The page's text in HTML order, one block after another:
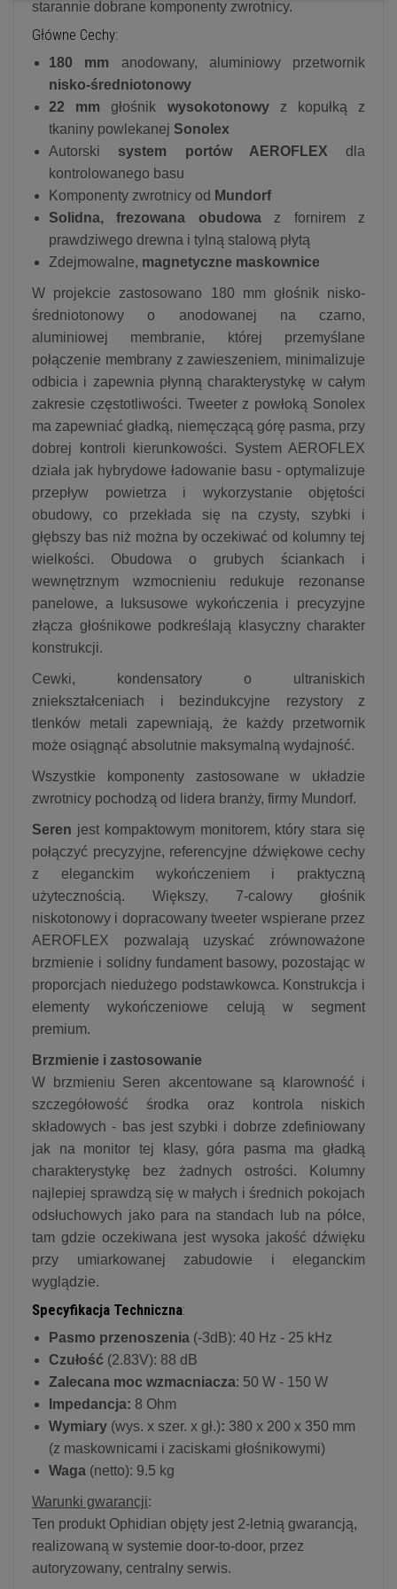
starannie dobrane komponenty zwrotnicy.
Główne Cechy:
180 mm anodowany, aluminiowy przetwornik
nisko-średniotonowy
22 mm głośnik wysokotonowyz kopułką z
tkaniny powlekanej Sonolex
Autorski system portów AEROFLEX dla
kontrolowanego basu
Komponenty zwrotnicy od Mundorf
Solidna, frezowana obudowaz fornirem z
prawdziwego drewna i tylną stalową płytą
Zdejmowalne, magnetyczne maskownice
W projekcie zastosowano 180 mm głośnik nisko-
średniotonowy o anodowanej na czarno,
aluminiowej membranie, której przemyślane
połączenie membrany z zawieszeniem, minimalizuje
odbicia i zapewnia płynną charakterystykę w całym
zakresie częstotliwości. Tweeter z powłoką Sonolex
ma zapewniać gładką, niemęczącą górę pasma, przy
dobrej kontroli kierunkowości. System AEROFLEX
działa jak hybrydowe ładowanie basu - optymalizuje
przepływ powietrza i wykorzystanie objętości
obudowy, co przekłada się na czysty, szybki i
głębszy bas niż można by oczekiwać od kolumny tej
wielkości. Obudowa o grubych ściankach i
wewnętrznym wzmocnieniu redukuje rezonanse
panelowe, a luksusowe wykończenia i precyzyjne
złącza głośnikowe podkreślają klasyczny charakter
konstrukcji.
Cewki, kondensatory o ultraniskich
zniekształceniach i bezindukcyjne rezystory z
tlenków metali zapewniają, że każdy przetwornik
może osiągnąć absolutnie maksymalną wydajność.
Wszystkie komponenty zastosowane w układzie
zwrotnicy pochodzą od lidera branży, firmy Mundorf.
Seren jest kompaktowym monitorem, który stara się
połączyć precyzyjne, referencyjne dźwiękowe cechy
z eleganckim wykończeniem i praktyczną
użytecznością. Większy, 7-calowy głośnik
niskotonowy i dopracowany tweeter wspierane przez
AEROFLEX pozwalają uzyskać zrównoważone
brzmienie i solidny fundament basowy, pozostając w
proporcjach niedużego podstawkowca. Konstrukcja i
elementy wykończeniowe celują w segment
premium.
Brzmienie i zastosowanie
W brzmieniu Seren akcentowane są klarowność i
szczegółowość środka oraz kontrola niskich
składowych - bas jest szybki i dobrze zdefiniowany
jak na monitor tej klasy, góra pasma ma gładką
charakterystykę bez żadnych ostrości. Kolumny
najlepiej sprawdzą się w małych i średnich pokojach
odsłuchowych jako para na standach lub na półce,
tam gdzie oczekiwana jest wysoka jakość dźwięku
przy umiarkowanej zabudowie i eleganckim
wyglądzie.
Specyfikacja Techniczna:
Pasmo przenoszenia (-3dB): 40 Hz - 25 kHz
Czułość (2.83V): 88 dB
Zalecana moc wzmacniacza: 50 W - 150 W
Impedancja: 8 Ohm
Wymiary (wys. x szer. x gł.): 380 x 200 x 350 mm
(z maskownicami i zaciskami głośnikowymi)
Waga (netto): 9.5 kg
Warunki gwarancji:
Ten produkt Ophidian objęty jest 2-letnią gwarancją,
realizowaną w systemie door-to-door, przez
autoryzowany, centralny serwis.